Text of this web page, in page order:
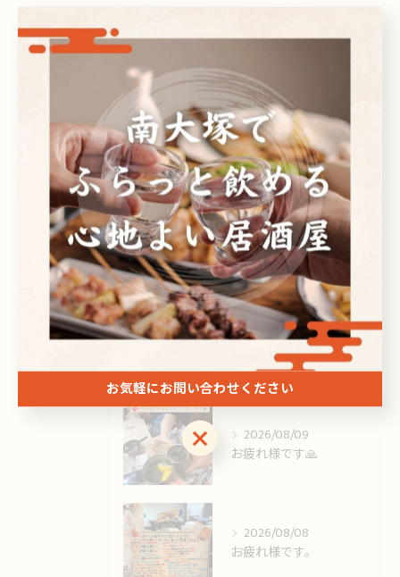
カテゴリー
全てのカテゴリー
日本酒
ビール
焼酎
刺身
ドリンク
Recent Posts
2026/08/09
お疲れ様です🙏
2026/08/08
お疲れ様です。
お気軽にお問い合わせください
お気軽にお問い合わせください